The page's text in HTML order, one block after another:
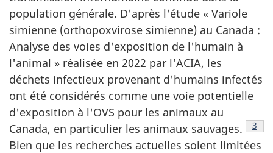
population générale. D'après l'étude « Variole
simienne (orthopoxvirose simienne) au Canada :
Analyse des voies d'exposition de l'humain à
l'animal » réalisée en 2022 par l'ACIA, les
déchets infectieux provenant d'humains infectés
ont été considérés comme une voie potentielle
d'exposition à l'OVS pour les animaux au
Canada, en particulier les animaux sauvages.
3
Bien que les recherches actuelles soient limitées